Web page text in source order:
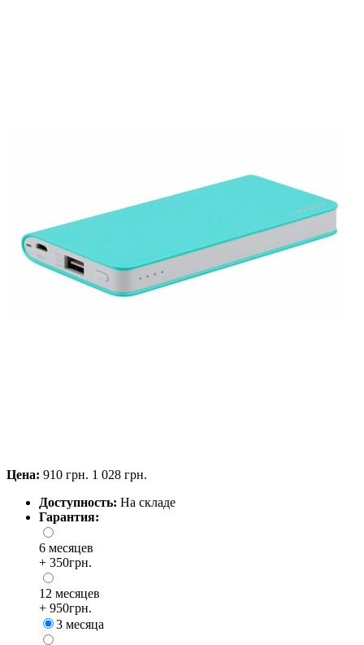
Цена: 910 грн. 1 028 грн.
Доступность: На складе
Гарантия:
6 месяцев
+ 350грн.
12 месяцев
+ 950грн.
3 месяца